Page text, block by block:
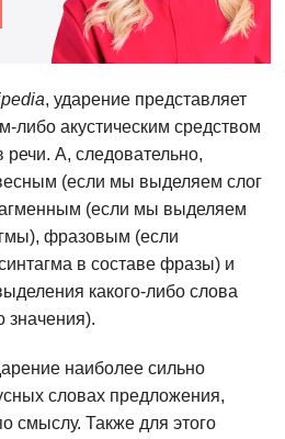
, ударение представляет
либо акустическим средством
речи. А, следовательно,
(если мы выделяем слог
(если мы выделяем
фразовым (если
в составе фразы) и
какого-либо слова
значения).
наиболее сильно
словах предложения,
смыслу. Также для этого